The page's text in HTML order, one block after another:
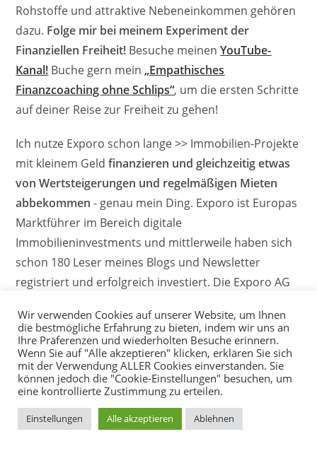
Rohstoffe und attraktive Nebeneinkommen gehören
dazu. Folge mir bei meinem Experiment der
Finanziellen Freiheit! Besuche meinenYouTube-
Kanal! Buche gern mein„Empathisches
Finanzcoaching ohne Schlips“, um die ersten Schritte
auf deiner Reise zur Freiheit zu gehen!
Ich nutze Exporo schon lange >> Immobilien-Projekte
mit kleinem Geldfinanzieren und gleichzeitig etwas
von Wertsteigerungen und regelmäßigen Mieten
abbekommen - genau mein Ding. Exporo ist Europas
Marktführer im Bereich digitale
Immobilieninvestments und mittlerweile haben sich
schon 180 Leser meines Blogs und Newsletter
registriert und erfolgreich investiert. Die Exporo AG
Willkommens-Bonus vereinbaren, mit demdu 100 €
auf dein Erstinvestmenterhältst und dir so selbst
eine kleine Freude machen kannst.
>>https://p.exporo.de/bonus100/?a_aid=63992
SCHLAGWÖRTER:KÜNSTLERSOZIALKASSE
Wir verwenden Cookies auf unserer Website, um Ihnen
die bestmögliche Erfahrung zu bieten, indem wir uns an
Ihre Präferenzen und wiederholten Besuche erinnern.
Wenn Sie auf "Alle akzeptieren" klicken, erklären Sie sich
mit der Verwendung ALLER Cookies einverstanden. Sie
können jedoch die "Cookie-Einstellungen" besuchen, um
eine kontrollierte Zustimmung zu erteilen.
Einstellungen Alle akzeptieren Ablehnen